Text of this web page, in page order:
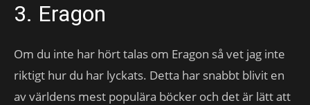
3. Eragon
Om du inte har hört talas om Eragon så vet jag inte
riktigt hur du har lyckats. Detta har snabbt blivit en
av världens mest populära böcker och det är lätt att